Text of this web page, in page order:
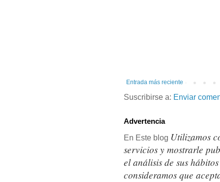
Entrada más reciente
Suscribirse a: Enviar
Advertencia
En Este blog Utilizamos
servicios y mostrarle
el análisis de sus
consideramos que